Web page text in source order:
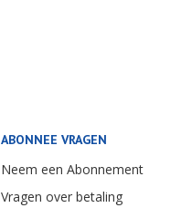
ABONNEE VRAGEN
Neem een Abonnement
Vragen over betaling